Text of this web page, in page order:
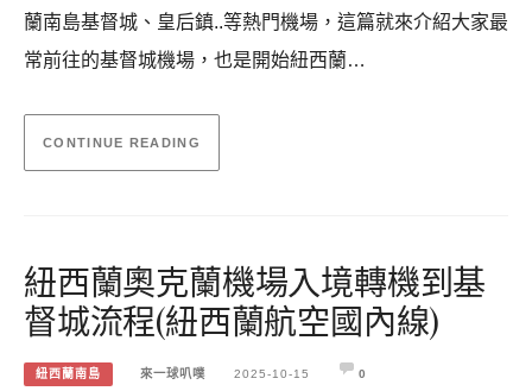
蘭南島基督城、皇后鎮..等熱門機場，這篇就來介紹大家最
常前往的基督城機場，也是開始紐西蘭…
CONTINUE READING
紐西蘭奧克蘭機場入境轉機到基
督城流程(紐西蘭航空國內線)
紐西蘭南島 來一球叭噗 2025-10-15 0